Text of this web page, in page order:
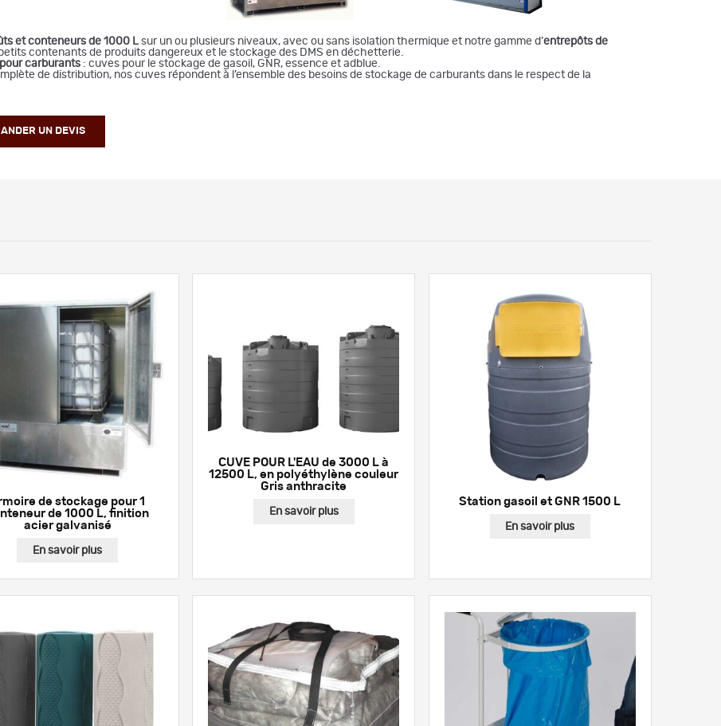
et conteneurs de 1000 L sur un ou plusieurs niveaux, avec ou sans isolation thermique et notre gamme d’entrepôts de
contenants de produits dangereux et le stockage des DMS en déchetterie.
carburants : cuves pour le stockage de gasoil, GNR, essence et adblue.
de distribution, nos cuves répondent à l’ensemble des besoins de stockage de carburants dans le respect de la
UN DEVIS
de stockage pour 1
de 1000 L, finition
acier galvanisé
En savoir plus
CUVE POUR L'EAU de 3000 L à
12500 L, en polyéthylène couleur
Gris anthracite
En savoir plus
Station gasoil et GNR 1500 L
En savoir plus